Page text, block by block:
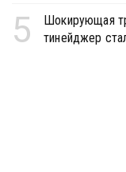
5
Шокирующая
тинейджер